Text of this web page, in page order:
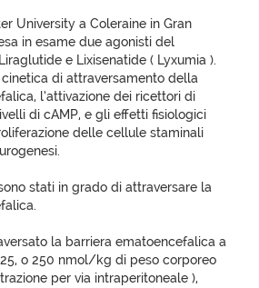
University a Coleraine in Gran
in esame due agonisti del
e Lixisenatide ( Lyxumia ).
cinetica di attraversamento della
l’attivazione dei ricettori di
di cAMP, e gli effetti fisiologici
delle cellule staminali
stati in grado di attraversare la
la barriera ematoencefalica a
o 250 nmol/kg di peso corporeo
per via intraperitoneale ),